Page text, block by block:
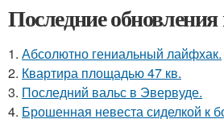
Последние обновления
1. Абсолютно гениальный лайфхак.
2. Квартира площадью 47 кв.
3. Последний вальс в Эвервуде.
4. Брошенная невеста сиделкой к